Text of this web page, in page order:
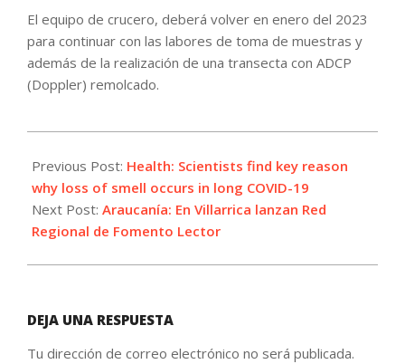
El equipo de crucero, deberá volver en enero del 2023
para continuar con las labores de toma de muestras y
además de la realización de una transecta con ADCP
(Doppler) remolcado.
12-
26
Previous Post: Health: Scientists find key reason
why loss of smell occurs in long COVID-19
Next Post: Araucanía: En Villarrica lanzan Red
Regional de Fomento Lector
DEJA UNA RESPUESTA
Tu dirección de correo electrónico no será publicada.